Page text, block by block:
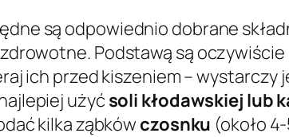
są odpowiednio dobrane
Podstawą są oczywiście
ich przed kiszeniem – wystarczy
użyć soli kłodawskiej lub
kilka ząbków czosnku (około